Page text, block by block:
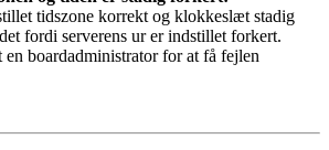
tidszone korrekt og klokkeslæt stadig
fordi serverens ur er indstillet forkert.
boardadministrator for at få fejlen